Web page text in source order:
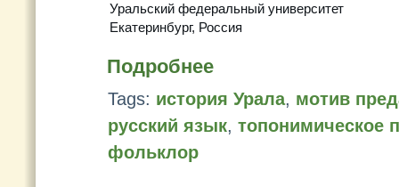
Уральский федеральный университет
Екатеринбург, Россия
Подробнее
Tags: история Урала, мотив
русский язык, топонимическое
фольклор